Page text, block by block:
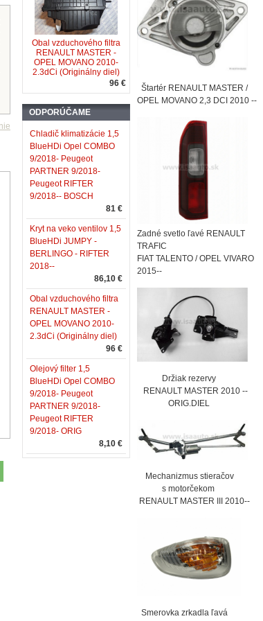
Obal vzduchového filtra
RENAULT MASTER -
OPEL MOVANO 2010-
2.3dCi (Originálny diel)
96 €
ODPORÚČAME
Chladič klimatizácie 1,5
BlueHDi Opel COMBO
9/2018- Peugeot
PARTNER 9/2018-
Peugeot RIFTER
9/2018-- BOSCH
81 €
Kryt na veko ventilov 1,5
BlueHDi JUMPY -
BERLINGO - RIFTER
2018--
86,10 €
Obal vzduchového filtra
RENAULT MASTER -
OPEL MOVANO 2010-
2.3dCi (Originálny diel)
96 €
Olejový filter 1,5
BlueHDi Opel COMBO
9/2018- Peugeot
PARTNER 9/2018-
Peugeot RIFTER
9/2018- ORIG
8,10 €
Štartér RENAULT MASTER /
OPEL MOVANO 2,3 DCI 2010 --
Zadné svetlo ľavé RENAULT
TRAFIC
FIAT TALENTO / OPEL VIVARO
2015--
Držiak rezervy
RENAULT MASTER 2010 --
ORIG.DIEL
Mechanizmus stieračov
s motorčekom
RENAULT MASTER III 2010--
Smerovka zrkadla ľavá